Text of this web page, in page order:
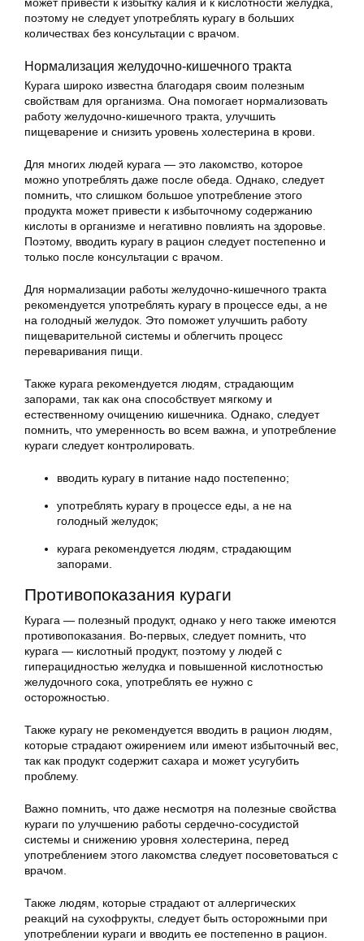
поэтому не следует употреблять курагу в больших
количествах без консультации с врачом.
Нормализация желудочно-кишечного тракта
Курага широко известна благодаря своим полезным
свойствам для организма. Она помогает нормализовать
работу желудочно-кишечного тракта, улучшить
пищеварение и снизить уровень холестерина в крови.
Для многих людей курага — это лакомство, которое
можно употреблять даже после обеда. Однако, следует
помнить, что слишком большое употребление этого
продукта может привести к избыточному содержанию
кислоты в организме и негативно повлиять на здоровье.
Поэтому, вводить курагу в рацион следует постепенно и
только после консультации с врачом.
Для нормализации работы желудочно-кишечного тракта
рекомендуется употреблять курагу в процессе еды, а не
на голодный желудок. Это поможет улучшить работу
пищеварительной системы и облегчить процесс
переваривания пищи.
Также курага рекомендуется людям, страдающим
запорами, так как она способствует мягкому и
естественному очищению кишечника. Однако, следует
помнить, что умеренность во всем важна, и употребление
кураги следует контролировать.
вводить курагу в питание надо постепенно;
употреблять курагу в процессе еды, а не на
голодный желудок;
курага рекомендуется людям, страдающим
запорами.
Противопоказания кураги
Курага — полезный продукт, однако у него также имеются
противопоказания. Во-первых, следует помнить, что
курага — кислотный продукт, поэтому у людей с
гиперацидностью желудка и повышенной кислотностью
желудочного сока, употреблять ее нужно с
осторожностью.
Также курагу не рекомендуется вводить в рацион людям,
которые страдают ожирением или имеют избыточный вес,
так как продукт содержит сахара и может усугубить
проблему.
Важно помнить, что даже несмотря на полезные свойства
кураги по улучшению работы сердечно-сосудистой
системы и снижению уровня холестерина, перед
употреблением этого лакомства следует посоветоваться с
врачом.
Также людям, которые страдают от аллергических
реакций на сухофрукты, следует быть осторожными при
употреблении кураги и вводить ее постепенно в рацион.